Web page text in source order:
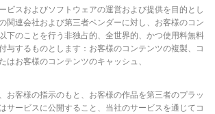
ビスおよびソフトウェアの運営および提供を目的とし
関連会社および第三者ベンダーに対し、お客様のコン
下のことを行う非独占的、全世界的、かつ使用料無料
与するものとします：お客様のコンテンツの複製、コ
はお客様のコンテンツのキャッシュ、
お客様の指示のもと、お客様の作品を第三者のプラッ
サービスに公開すること、当社のサービスを通じてコ